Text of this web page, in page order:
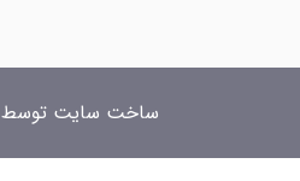
ساخت سایت توسط